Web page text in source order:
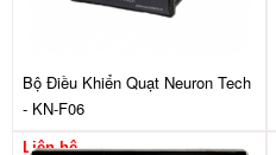
Bộ Điều Khiển Quạt Neuron Tech
- KN-F06
Liên hệ